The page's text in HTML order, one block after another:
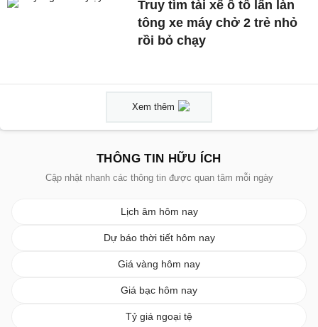
Truy tìm tài xế ô tô lấn làn
tông xe máy chở 2 trẻ nhỏ
rồi bỏ chạy
Xem thêm
THÔNG TIN HỮU ÍCH
Cập nhật nhanh các thông tin được quan tâm mỗi ngày
Lịch âm hôm nay
Dự báo thời tiết hôm nay
Giá vàng hôm nay
Giá bạc hôm nay
Tỷ giá ngoại tệ